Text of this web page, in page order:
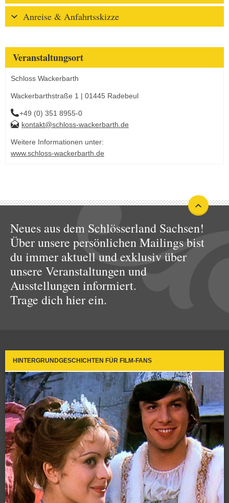
Anreise & Anfahrtsskizze
Veranstaltungsort
Schloss Wackerbarth
Wackerbarthstraße 1 | 01445 Radebeul
+49 (0) 351 8955-0
kontakt@schloss-wackerbarth.de
Weitere Informationen unter:
www.schloss-wackerbarth.de
Neues aus dem Schlösserland Sachsen!
Über unsere persönlichen Mailings bist
du immer aktuell und exklusiv über
unsere Veranstaltungen und
Ausstellungen informiert.
Trage dich hier ein.
HINTERGRUNDGESCHICHTEN FÜR FILM-FANS